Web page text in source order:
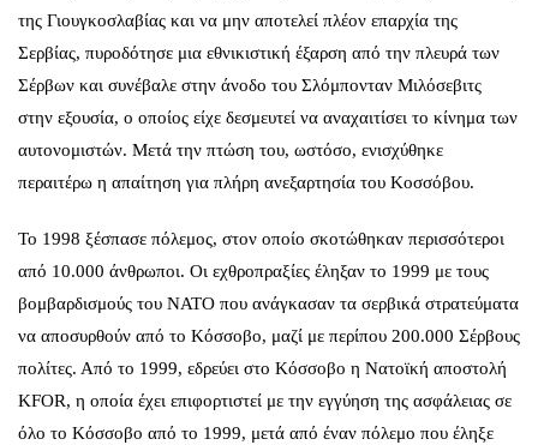
της Γιουγκοσλαβίας και να μην αποτελεί πλέον επαρχία της
Σερβίας, πυροδότησε μια εθνικιστική έξαρση από την πλευρά των
Σέρβων και συνέβαλε στην άνοδο του Σλόμπονταν Μιλόσεβιτς
στην εξουσία, ο οποίος είχε δεσμευτεί να αναχαιτίσει το κίνημα των
αυτονομιστών. Μετά την πτώση του, ωστόσο, ενισχύθηκε
περαιτέρω η απαίτηση για πλήρη ανεξαρτησία του Κοσσόβου.
Το 1998 ξέσπασε πόλεμος, στον οποίο σκοτώθηκαν περισσότεροι
από 10.000 άνθρωποι. Οι εχθροπραξίες έληξαν το 1999 με τους
βομβαρδισμούς του ΝΑΤΟ που ανάγκασαν τα σερβικά στρατεύματα
να αποσυρθούν από το Κόσσοβο, μαζί με περίπου 200.000 Σέρβους
πολίτες. Από το 1999, εδρεύει στο Κόσσοβο η Νατοϊκή αποστολή
KFOR, η οποία έχει επιφορτιστεί με την εγγύηση της ασφάλειας σε
όλο το Κόσσοβο από το 1999, μετά από έναν πόλεμο που έληξε